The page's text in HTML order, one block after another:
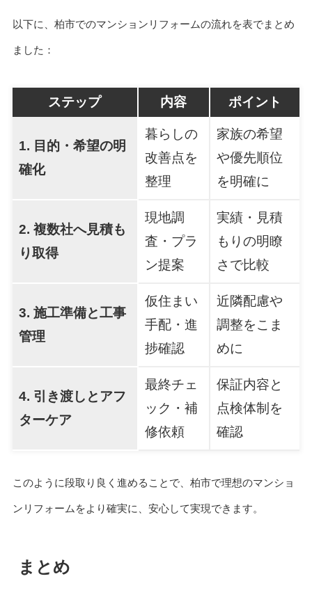
以下に、柏市でのマンションリフォームの流れを表でまとめ
ました：
ステップ 内容 ポイント
1. 目的・希望の明
確化
暮らしの
改善点を
整理
家族の希望
や優先順位
を明確に
2. 複数社へ見積も
り取得
現地調
査・プラ
ン提案
実績・見積
もりの明瞭
さで比較
3. 施工準備と工事
管理
仮住まい
手配・進
捗確認
近隣配慮や
調整をこま
めに
4. 引き渡しとアフ
ターケア
最終チェ
ック・補
修依頼
保証内容と
点検体制を
確認
このように段取り良く進めることで、柏市で理想のマンショ
ンリフォームをより確実に、安心して実現できます。
まとめ